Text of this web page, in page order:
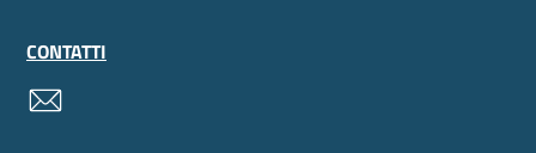
CONTATTI